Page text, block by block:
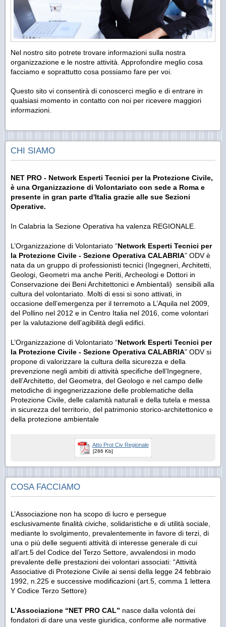
Nel nostro sito potrete trovare informazioni sulla nostra
organizzazione e le nostre attività. Approfondire meglio cosa
facciamo e soprattutto cosa possiamo fare per voi.
Questo sito vi consentirà di conoscerci meglio e di entrare in
qualsiasi momento in contatto con noi per ricevere maggiori
informazioni.
CHI SIAMO
NET PRO - Network Esperti Tecnici per la Protezione Civile,
è una Organizzazione di Volontariato con sede a Roma e
presente in gran parte d'Italia grazie alle sue Sezioni
Operative.
In Calabria la Sezione Operativa ha valenza REGIONALE.
L’Organizzazione di Volontariato “Network Esperti Tecnici per
la Protezione Civile - Sezione Operativa CALABRIA” ODV è
nata da un gruppo di professionisti tecnici (Ingegneri, Architetti,
Geologi, Geometri ma anche Periti, Archeologi e Dottori in
Conservazione dei Beni Architettonici e Ambientali) sensibili alla
cultura del volontariato. Molti di essi si sono attivati, in
occasione dell’emergenza per il terremoto a L’Aquila nel 2009,
del Pollino nel 2012 e in Centro Italia nel 2016, come volontari
per la valutazione dell’agibilità degli edifici.
L’Organizzazione di Volontariato “Network Esperti Tecnici per
la Protezione Civile - Sezione Operativa CALABRIA” ODV si
propone di valorizzare la cultura della sicurezza e della
prevenzione negli ambiti di attività specifiche dell’Ingegnere,
dell’Architetto, del Geometra, del Geologo e nel campo delle
metodiche di ingegnerizzazione delle problematiche della
Protezione Civile, delle calamità naturali e della tutela e messa
in sicurezza del territorio, del patrimonio storico-architettonico e
della protezione ambientale
Atto Prot Civ Regionale
[286 Kb]
COSA FACCIAMO
L’Associazione non ha scopo di lucro e persegue
esclusivamente finalità civiche, solidaristiche e di utilità sociale,
mediante lo svolgimento, prevalentemente in favore di terzi, di
una o più delle seguenti attività di interesse generale di cui
all’art.5 del Codice del Terzo Settore, avvalendosi in modo
prevalente delle prestazioni dei volontari associati: “Attività
Associative di Protezione Civile ai sensi della legge 24 febbraio
1992, n.225 e successive modificazioni (art.5, comma 1 lettera
Y Codice Terzo Settore)
L’Associazione “NET PRO CAL” nasce dalla volontà dei
fondatori di dare una veste giuridica, conforme alle normative